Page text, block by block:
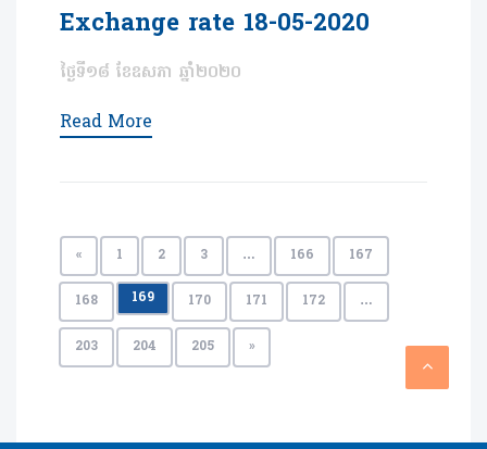
Exchange rate 18-05-2020
ថ្ងៃទី១៨ ខែឧសភា ឆ្នាំ២០២០
Read More
« 1 2 3 … 166 167
168 169 170 171 172 …
203 204 205 »